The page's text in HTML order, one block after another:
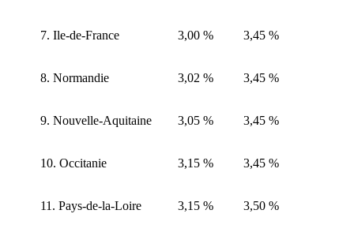
7. Ile-de-France 3,00 % 3,45 %
8. Normandie 3,02 % 3,45 %
9. Nouvelle-Aquitaine 3,05 % 3,45 %
10. Occitanie 3,15 % 3,45 %
11. Pays-de-la-Loire 3,15 % 3,50 %